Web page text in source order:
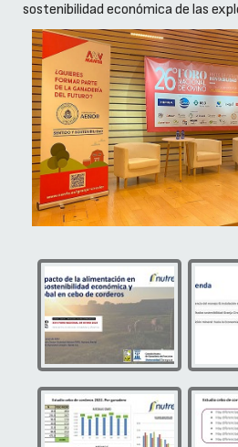
sostenibilidad económica de las